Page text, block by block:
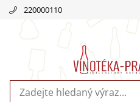
220000110